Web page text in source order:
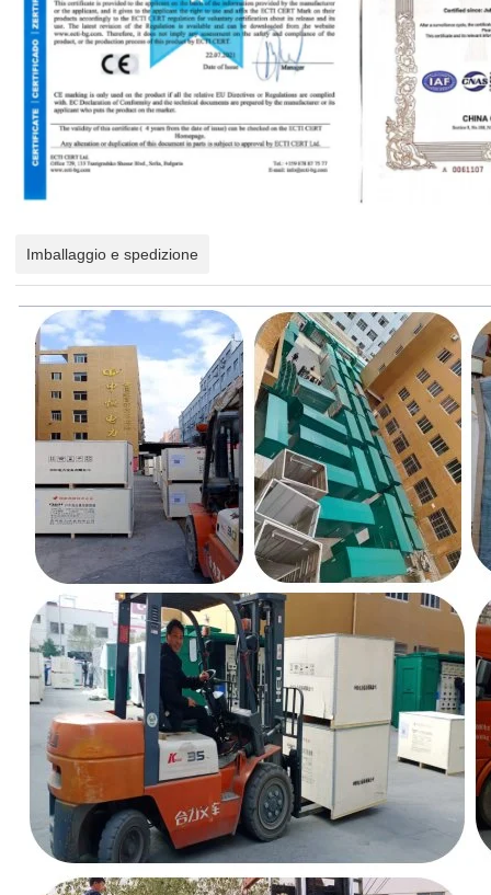
Imballaggio e spedizione